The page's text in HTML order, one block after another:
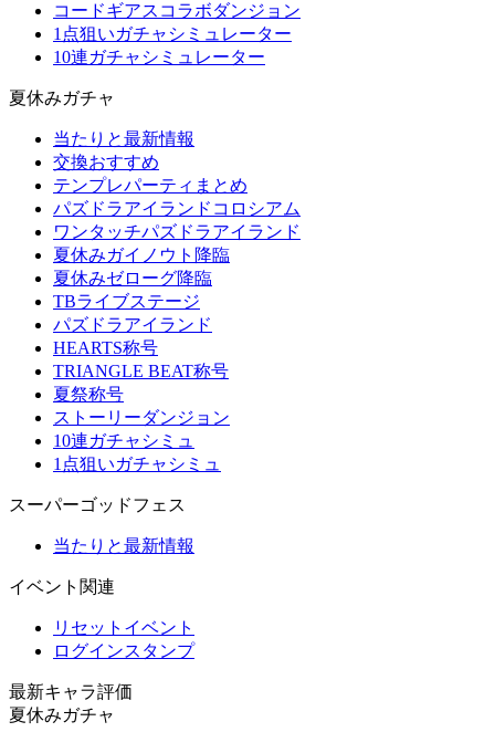
コードギアスコラボダンジョン
1点狙いガチャシミュレーター
10連ガチャシミュレーター
夏休みガチャ
当たりと最新情報
交換おすすめ
テンプレパーティまとめ
パズドラアイランドコロシアム
ワンタッチパズドラアイランド
夏休みガイノウト降臨
夏休みゼローグ降臨
TBライブステージ
パズドラアイランド
HEARTS称号
TRIANGLE BEAT称号
夏祭称号
ストーリーダンジョン
10連ガチャシミュ
1点狙いガチャシミュ
スーパーゴッドフェス
当たりと最新情報
イベント関連
リセットイベント
ログインスタンプ
最新キャラ評価
夏休みガチャ